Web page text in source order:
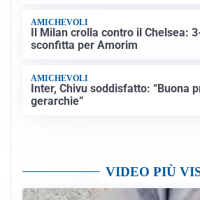
AMICHEVOLI
Il Milan crolla contro il Chelsea:
sconfitta per Amorim
AMICHEVOLI
Inter, Chivu soddisfatto: “Buona
gerarchie”
VIDEO PIÙ